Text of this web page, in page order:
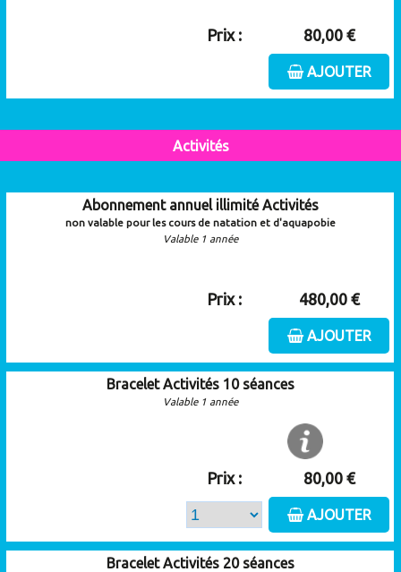
Prix : 80,00 €
AJOUTER
Activités
Abonnement annuel illimité Activités
non valable pour les cours de natation et d'aquapobie
Valable 1 année
Prix : 480,00 €
AJOUTER
Bracelet Activités 10 séances
Valable 1 année
Prix : 80,00 €
AJOUTER
Bracelet Activités 20 séances